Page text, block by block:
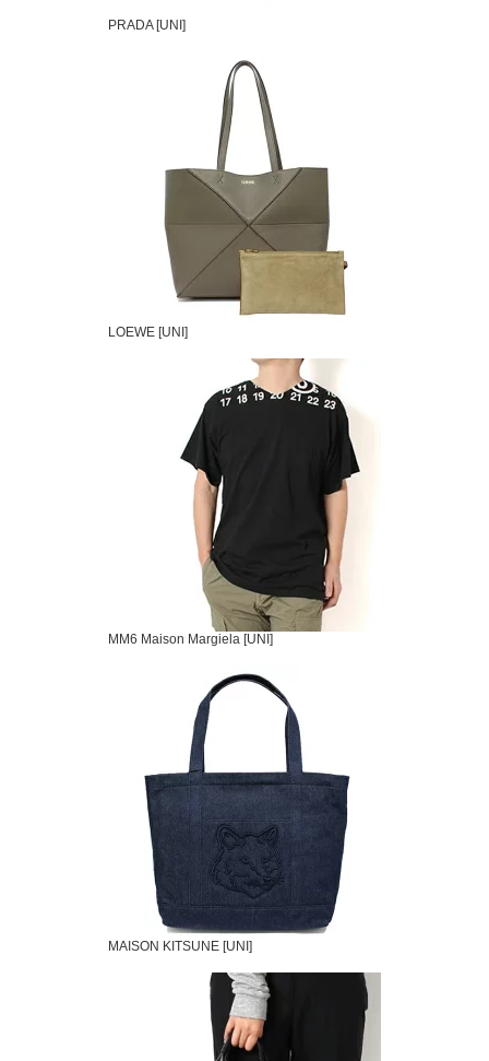
PRADA [UNI]
LOEWE [UNI]
MM6 Maison Margiela [UNI]
MAISON KITSUNE [UNI]